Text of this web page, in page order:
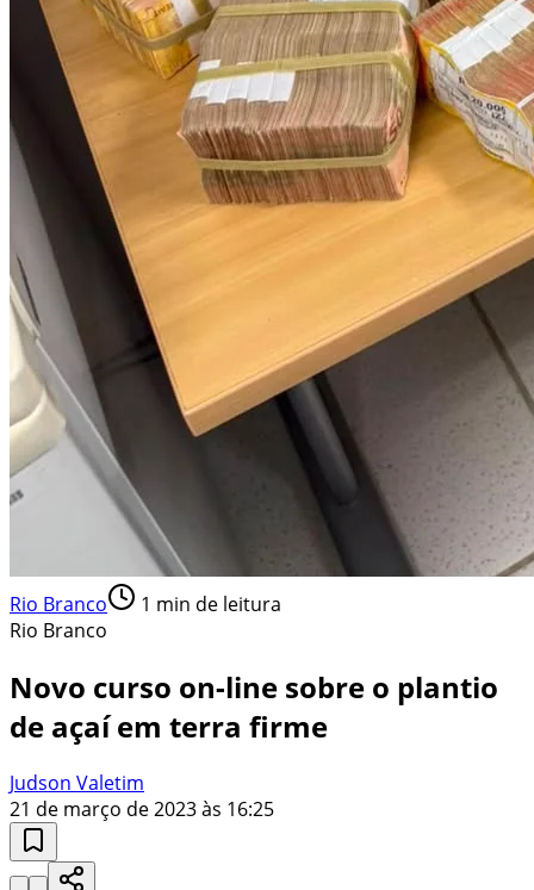
Rio Branco 1 min de leitura
Rio Branco
Novo curso on-line sobre o plantio
de açaí em terra firme
Judson Valetim
21 de março de 2023 às 16:25